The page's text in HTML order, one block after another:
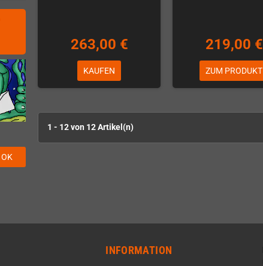
OK
263,00 €
KAUFEN
219,00 €
ZUM PRODUKT
1 - 12 von 12 Artikel(n)
INFORMATION